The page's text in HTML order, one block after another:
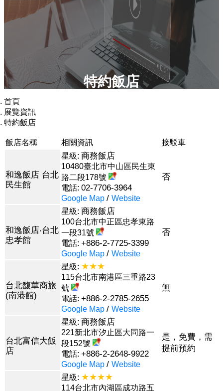
特約飯店
首頁
展覽資訊
特約飯店
飯店名稱 相關資訊 接駁車
和逸飯店 台北
民生館
星級: 商務飯店
10480臺北市中山區民生東
路二段178號
電話: 02-7706-3964
Google Map / Website
否
和逸飯店‧台北
忠孝館
星級: 商務飯店
100台北市中正區忠孝東路
一段31號
電話: +886-2-7725-3399
Google Map / Website
否
台北馥華商旅
(南港館)
星級: ★★★
115台北市南港區三重路23
號
電話: +886-2-2785-2655
Google Map / Website
無
台北富信大飯
店
星級: 商務飯店
221新北市汐止區大同路一
段152號
電話: +886-2-2648-9922
Google Map / Website
是，免費，需
提前預約
星級: ★★★★
114台北市內湖區成功路五